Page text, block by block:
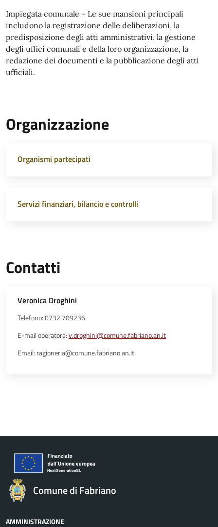
Impiegata comunale – Le sue mansioni principali
includono la registrazione delle deliberazioni, la
predisposizione degli atti amministrativi, la gestione
degli uffici comunali e della loro organizzazione, la
redazione dei documenti e la pubblicazione degli atti
ufficiali.
Organizzazione
Organismi partecipati
Servizi finanziari, bilancio e controlli
Contatti
Veronica Droghini
Telefono: 0732 709236
E-mail operatore:v.droghini@comune.fabriano.an.it
Email: ragioneria@comune.fabriano.an.it
Comune di Fabriano
AMMINISTRAZIONE